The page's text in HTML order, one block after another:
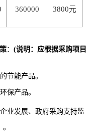
360000 3800元
： (说明：应根据采购项目
节能产品。
保产品。
业发展、政府采购支持监